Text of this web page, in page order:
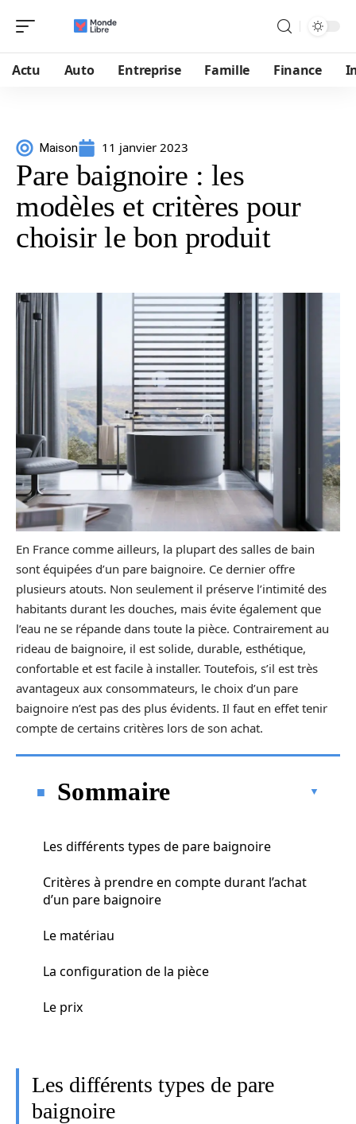
Actu Auto Entreprise Famille Finance
Maison 11 janvier 2023
Pare baignoire : les
modèles et critères pour
choisir le bon produit
En France comme ailleurs, la plupart des salles de bain
sont équipées d’un pare baignoire. Ce dernier offre
plusieurs atouts. Non seulement il préserve l’intimité des
habitants durant les douches, mais évite également que
l’eau ne se répande dans toute la pièce. Contrairement au
rideau de baignoire, il est solide, durable, esthétique,
confortable et est facile à installer. Toutefois, s’il est très
avantageux aux consommateurs, le choix d’un pare
baignoire n’est pas des plus évidents. Il faut en effet tenir
compte de certains critères lors de son achat.
Sommaire
Les différents types de pare baignoire
Critères à prendre en compte durant l’achat
d’un pare baignoire
Le matériau
La configuration de la pièce
Le prix
Les différents types de pare
baignoire